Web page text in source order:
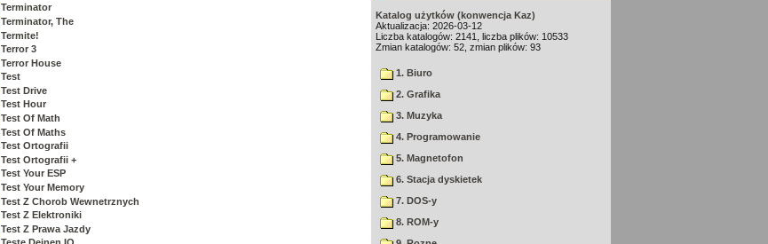
Terminator
Terminator, The
Termite!
Terror 3
Terror House
Test
Test Drive
Test Hour
Test Of Math
Test Of Maths
Test Ortografii
Test Ortografii +
Test Your ESP
Test Your Memory
Test Z Chorob Wewnetrznych
Test Z Elektroniki
Test Z Prawa Jazdy
Katalog użytków (konwencja Kaz)
Aktualizacja: 2026-03-12
Liczba katalogów: 2141, liczba plików: 10533
Zmian katalogów: 52, zmian plików: 93
1. Biuro
2. Grafika
3. Muzyka
4. Programowanie
5. Magnetofon
6. Stacja dyskietek
7. DOS-y
8. ROM-y